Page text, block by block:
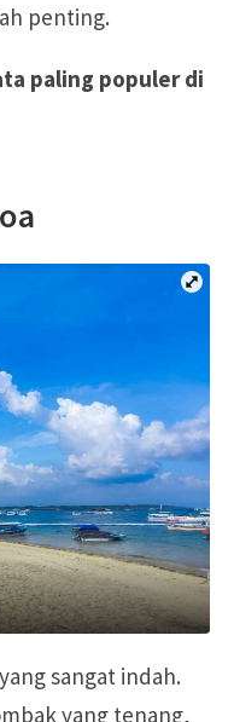
penting.
paling populer di
sangat indah.
yang tenang,